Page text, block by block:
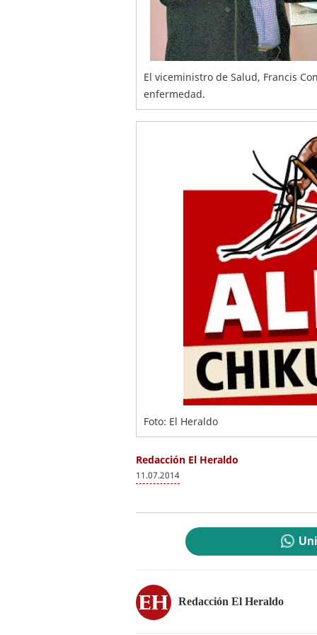
El viceministro de Salud, Francis
enfermedad.
Foto: El Heraldo
Redacción El Heraldo
11.07.2014
Redacción El Heraldo